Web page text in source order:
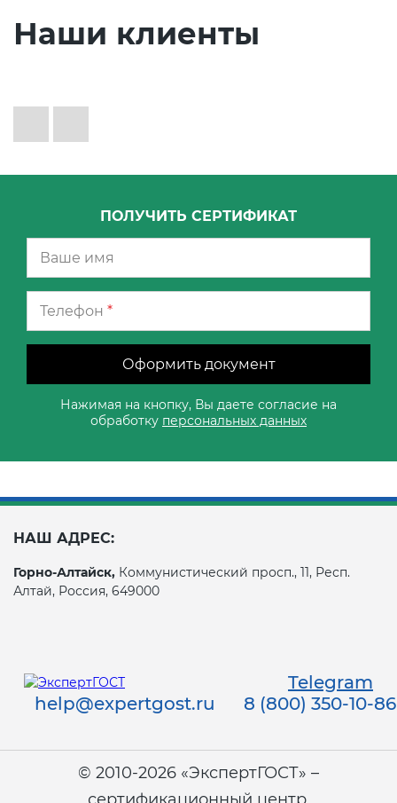
Наши клиенты
ПОЛУЧИТЬ СЕРТИФИКАТ
Телефон *
Оформить документ
Нажимая на кнопку, Вы даете согласие на
обработку персональных данных
НАШ АДРЕС:
Горно-Алтайск, Коммунистический просп., 11, Респ.
Алтай, Россия, 649000
Telegram
help@expertgost.ru
8 (800) 350-10-86
© 2010-2026 «ЭкспертГОСТ» –